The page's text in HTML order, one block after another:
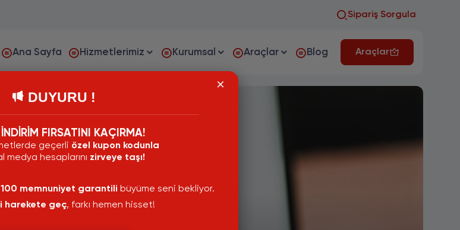
Sipariş Sorgula
Ana Sayfa Hizmetlerimiz Kurumsal Araçlar Blog Araçlar
DUYURU !
FIRSATINI KAÇIRMA!
geçerli özel kupon kodunla
medya hesaplarını zirveye taşı!
memnuniyet garantili büyüme seni bekliyor.
harekete geç, farkı hemen hisset!